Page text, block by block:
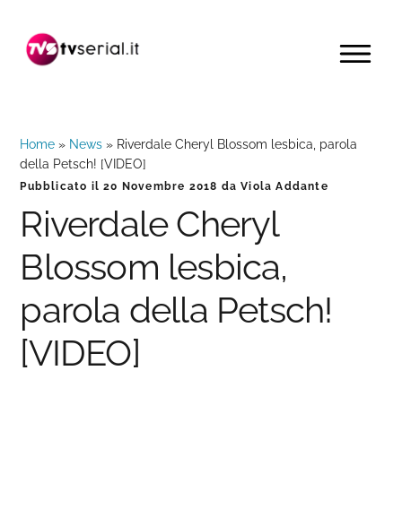
navigazione
contenuto
barra
MENU
Home » News » Riverdale Cheryl Blossom lesbica, parola
della Petsch! [VIDEO]
Pubblicato il20 Novembre 2018 daViola Addante
Riverdale Cheryl
Blossom lesbica,
parola della Petsch!
[VIDEO]